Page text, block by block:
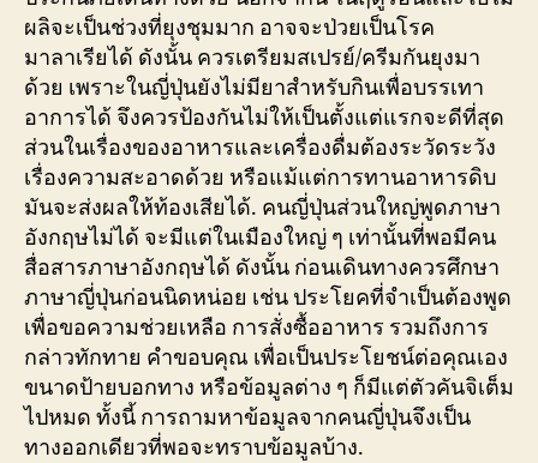
ผลิจะเป็นช่วงที่ยุงชุมมาก อาจจะป่วยเป็นโรค
มาลาเรียได้ ดังนั้น ควรเตรียมสเปรย์/ครีมกันยุงมา
ด้วย เพราะในญี่ปุ่นยังไม่มียาสำหรับกินเพื่อบรรเทา
อาการได้ จึงควรป้องกันไม่ให้เป็นตั้งแต่แรกจะดีที่สุด
ส่วนในเรื่องของอาหารและเครื่องดื่มต้องระวัดระวัง
เรื่องความสะอาดด้วย หรือแม้แต่การทานอาหารดิบ
มันจะส่งผลให้ท้องเสียได้. คนญี่ปุ่นส่วนใหญ่พูดภาษา
อังกฤษไม่ได้ จะมีแต่ในเมืองใหญ่ ๆ เท่านั้นที่พอมีคน
สื่อสารภาษาอังกฤษได้ ดังนั้น ก่อนเดินทางควรศึกษา
ภาษาญี่ปุ่นก่อนนิดหน่อย เช่น ประโยคที่จำเป็นต้องพูด
เพื่อขอความช่วยเหลือ การสั่งซื้ออาหาร รวมถึงการ
กล่าวทักทาย คำขอบคุณ เพื่อเป็นประโยชน์ต่อคุณเอง
ขนาดป้ายบอกทาง หรือข้อมูลต่าง ๆ ก็มีแต่ตัวคันจิเต็ม
ไปหมด ทั้งนี้ การถามหาข้อมูลจากคนญี่ปุ่นจึงเป็น
ทางออกเดียวที่พอจะทราบข้อมูลบ้าง.